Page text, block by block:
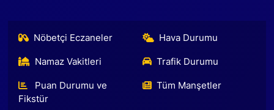
Nöbetçi Eczaneler Hava Durumu
Namaz Vakitleri Trafik Durumu
Puan Durumu ve
Fikstür
Tüm Manşetler